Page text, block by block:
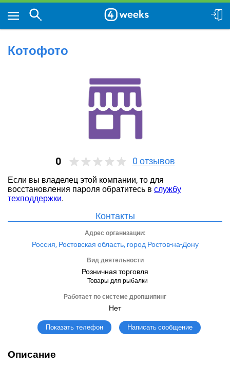
Котофото
0 0 отзывов
Если вы владелец этой компании, то для
восстановления пароля обратитесь в службу
техподдержки.
Контакты
Адрес организации:
Россия, Ростовская область, город Ростов-на-Дону
Вид деятельности
Розничная торговля
Товары для рыбалки
Работает по системе дропшипинг
Нет
Показать телефон Написать сообщение
Описание